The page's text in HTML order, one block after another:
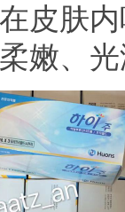
皮肤
嫩、